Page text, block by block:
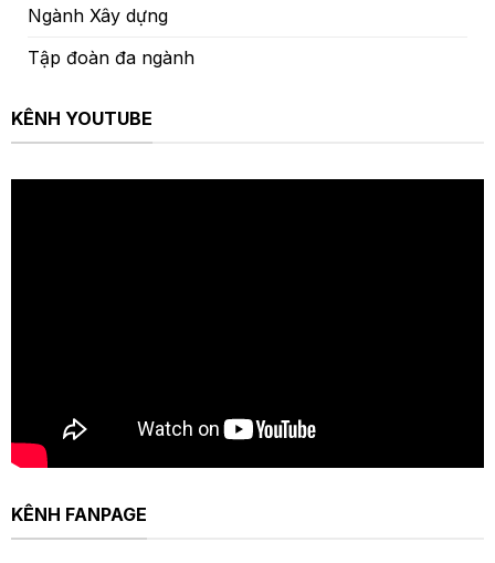
Ngành Xây dựng
Tập đoàn đa ngành
KÊNH YOUTUBE
KÊNH FANPAGE